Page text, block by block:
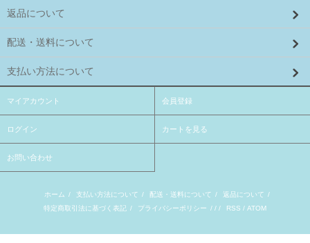
返品について
配送・送料について
支払い方法について
マイアカウント 会員登録
ログイン カートを見る
お問い合わせ
ホーム / 支払い方法について / 配送・送料について / 返品について /
特定商取引法に基づく表記 / プライバシーポリシー / / / RSS / ATOM